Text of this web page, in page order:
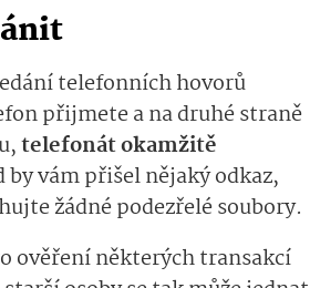
telefonních hovorů
přijmete a na druhé straně
telefonát okamžitě
by vám přišel nějaký odkaz,
žádné podezřelé soubory.
ověření některých transakcí